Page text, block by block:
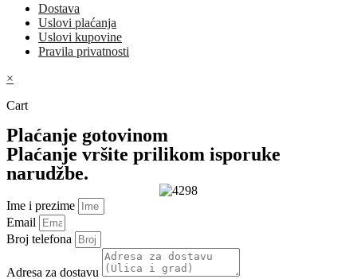
Dostava
Uslovi plaćanja
Uslovi kupovine
Pravila privatnosti
×
Cart
Plaćanje gotovinom
Plaćanje vršite prilikom isporuke
narudžbe.
Ime i prezime
Email
Broj telefona
Adresa za dostavu